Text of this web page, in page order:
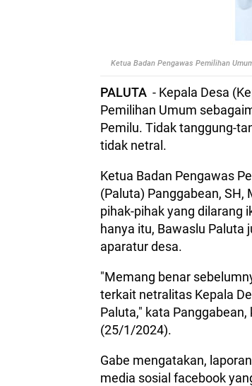
Ketua Badan Pengawas Pemilihan
PALUTA - Kepala Desa
Pemilihan Umum
Pemilu. Tidak tanggung-
tidak netral.
Ketua Badan Pengawas
(Paluta) Panggabean,
pihak-pihak yang dilarang
hanya itu, Bawaslu
aparatur desa.
"Memang benar
terkait netralitas Kepala
Paluta," kata
(25/1/2024).
Gabe mengatakan,
media sosial facebook